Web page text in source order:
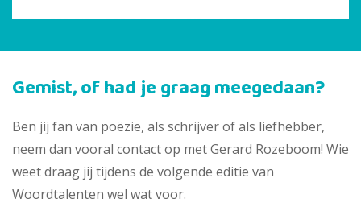
Gemist, of had je graag meegedaan?
Ben jij fan van poëzie, als schrijver of als liefhebber,
neem dan vooral contact op met Gerard Rozeboom! Wie
weet draag jij tijdens de volgende editie van
Woordtalenten wel wat voor.